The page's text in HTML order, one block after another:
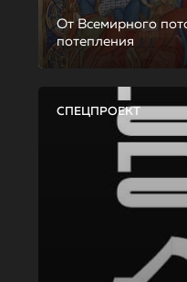
От Всемирного
потепления
СПЕЦПРОЕКТ